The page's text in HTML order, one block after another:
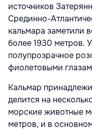
источников
Срединно-
кальмара заметили
более 1930 метров.
полупрозрачное
фиолетовыми
Кальмар
делится на
морские животные
метров, и в